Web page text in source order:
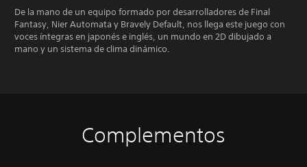
De la mano de un equipo formado por desarrolladores de Final
Fantasy, Nier Automata y Bravely Default, nos llega este juego con
voces íntegras en japonés e inglés, un mundo en 2D dibujado a
mano y un sistema de clima dinámico.
Complementos